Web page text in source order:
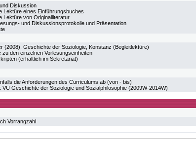
Diskussion
Lektüre eines Einführungsbuches
Lektüre von Originalliteratur
und Diskussionsprotokolle und Präsentation
(2008), Geschichte der Soziologie, Konstanz (Begleitlektüre)
zu den einzelnen Vorlesungseinheiten
(erhältlich im Sekretariat)
die Anforderungen des Curriculums ab (von - bis)
VU Geschichte der Soziologie und Sozialphilosophie (2009W-2014W)
Vorrangzahl